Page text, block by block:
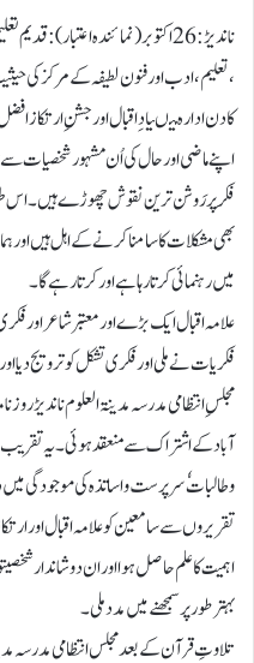
ناندیڑ: 26 اکتوبر(نمائندہ
کادن ادارہ میںیاد ِاقبال اور جشنِ ارتکاز
اپنے ماضی اور حال کی اُن مشہور شخصیات
فِکر پر رَوشن ترین نقوش چھوڑے ہیں۔اس
بھی مشکلات کا سامنا کرنے کے اہل ہیں اور
میں رہنمائی کرتارہا ہے اور کرتا رہے گا۔
علامہ اقبال ایک بڑے اور معتبر شاعر
فکریات نے ملی اور فکری تشکل کو ترویج
مجلسِ انتظامی مدرسہ مدینۃ العلوم
تقریروں سے سامعین کو علامہ اقبال اور
اہمیت کا علم حاصل ہوا اور ان دو شاندار
بہترطور پر سمجھنے میں مدد ملی۔
تلاوتِ قرآن کے بعد مجلس انتظامی مدرسہ